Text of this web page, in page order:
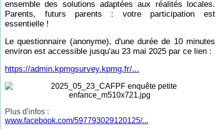
ensemble des solutions adaptées aux réalités locales.
Parents, futurs parents : votre participation est
essentielle !
Le questionnaire (anonyme), d'une durée de 10 minutes
environ est accessible jusqu'au 23 mai 2025 par ce lien :
https://admin.kpmgsurvey.kpmg.fr/...
Plus d'infos :
www.facebook.com/597793029120125/...